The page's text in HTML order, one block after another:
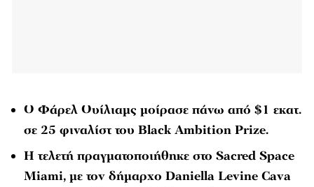
Ο Φάρελ Ουίλιαμς μοίρασε πάνω από $1 εκατ.
σε 25 φιναλίστ του Black Ambition Prize.
Η τελετή πραγματοποιήθηκε στο Sacred Space
Miami, με τον δήμαρχο Daniella Levine Cava